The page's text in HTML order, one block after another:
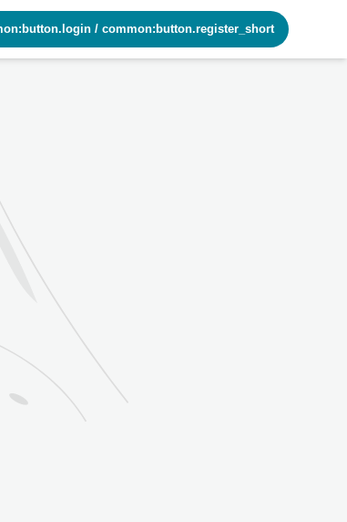
/ common:button.register_short